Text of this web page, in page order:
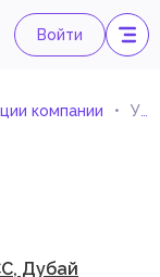
Войти
компании Услуги по вводу данных
Дубай